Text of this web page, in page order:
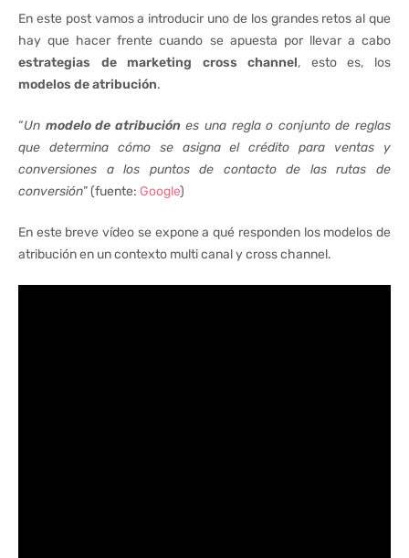
En este post vamos a introducir uno de los grandes retos al que
hay que hacer frente cuando se apuesta por llevar a cabo
estrategias de marketing cross channel, esto es, los
modelos de atribución.
“Un modelo de atribuciónes una regla o conjunto de reglas
que determina cómo se asigna el crédito para ventas y
conversiones a los puntos de contacto de las rutas de
conversión” (fuente: Google)
En este breve vídeo se expone a qué responden los modelos de
atribución en un contexto multi canal y cross channel.